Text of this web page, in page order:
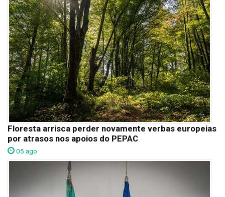
Floresta arrisca perder novamente verbas europeias
por atrasos nos apoios do PEPAC
05 ago